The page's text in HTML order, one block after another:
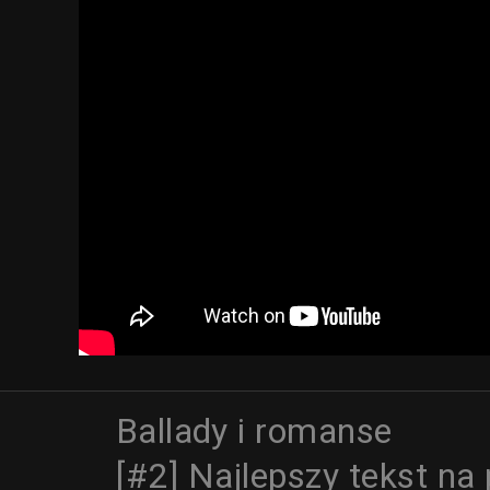
Ballady i romanse
[#2] Najlepszy tekst na